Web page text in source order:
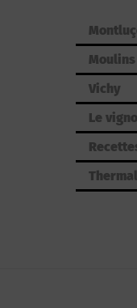
Moulins
Vichy
Le